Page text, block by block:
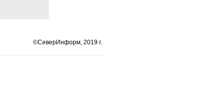
©СеверИнформ, 2019 г.